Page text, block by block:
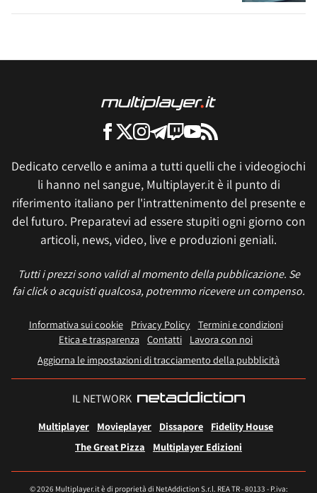
Dedicato cervello e anima a tutti quelli che i videogiochi
li hanno nel sangue, Multiplayer.it è il punto di
riferimento italiano per l'intrattenimento del presente e
del futuro. Preparatevi ad essere stupiti ogni giorno con
articoli, news, video, live e produzioni geniali.
Tutti i prezzi sono validi al momento della pubblicazione. Se
fai click o acquisti qualcosa, potremmo ricevere un compenso.
Informativa sui cookie Privacy Policy
Termini e condizioni
Etica e trasparenza Contatti
Lavora con noi
Aggiorna le impostazioni di tracciamento della pubblicità
IL NETWORK
Multiplayer Movieplayer Dissapore
Fidelity House
The Great Pizza
Multiplayer Edizioni
© 2026 Multiplayer.it è di proprietà di NetAddiction S.r.l. REA TR - 80133 - P.iva: